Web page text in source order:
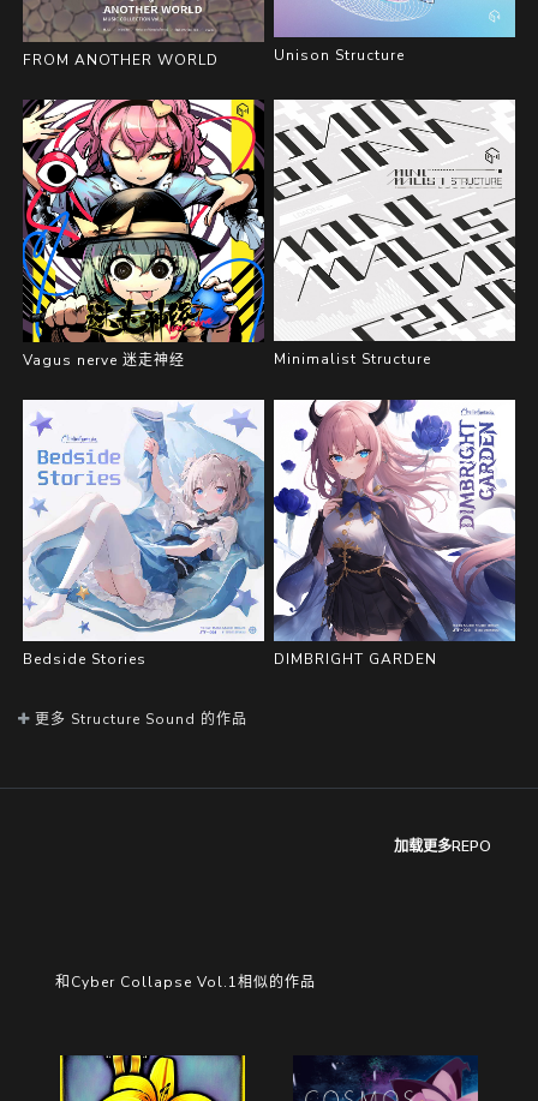
FROM ANOTHER WORLD Unison Structure
Vagus nerve 迷走神经 Minimalist Structure
Bedside Stories DIMBRIGHT GARDEN
更多 Structure Sound 的作品
加载更多REPO
和Cyber Collapse Vol.1相似的作品